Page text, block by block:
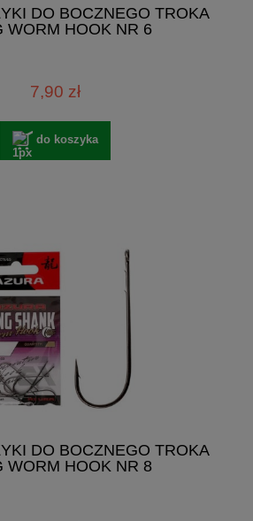
DO BOCZNEGO TROKA
WORM HOOK NR 6
7,90 zł
do koszyka
DO BOCZNEGO TROKA
WORM HOOK NR 8